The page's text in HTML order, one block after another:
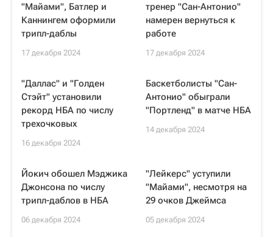
"Майами", Батлер и
Каннингем оформили
трипл-даблы
17 декабря 2024
тренер "Сан-Антонио"
намерен вернуться к
работе
17 декабря 2024
"Даллас" и "Голден
Стэйт" установили
рекорд НБА по числу
трехочковых
16 декабря 2024
Баскетболисты "Сан-
Антонио" обыграли
"Портленд" в матче НБА
14 декабря 2024
Йокич обошел Мэджика
Джонсона по числу
трипл-даблов в НБА
06 декабря 2024
"Лейкерс" уступили
"Майами", несмотря на
29 очков Джеймса
05 декабря 2024